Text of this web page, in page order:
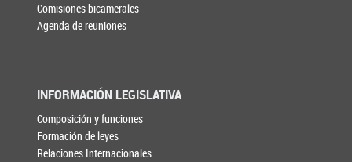
Comisiones bicamerales
Agenda de reuniones
INFORMACIÓN LEGISLATIVA
Composición y funciones
Formación de leyes
Relaciones Internacionales